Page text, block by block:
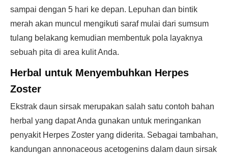
sampai dengan 5 hari ke depan. Lepuhan dan bintik
merah akan muncul mengikuti saraf mulai dari sumsum
tulang belakang kemudian membentuk pola layaknya
sebuah pita di area kulit Anda.
Herbal untuk Menyembuhkan Herpes
Zoster
Ekstrak daun sirsak merupakan salah satu contoh bahan
herbal yang dapat Anda gunakan untuk meringankan
penyakit Herpes Zoster yang diderita. Sebagai tambahan,
kandungan annonaceous acetogenins dalam daun sirsak